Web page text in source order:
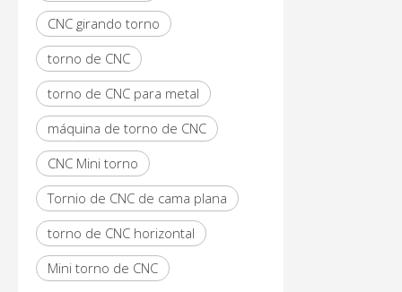
CNC girando torno
torno de CNC
torno de CNC para metal
máquina de torno de CNC
CNC Mini torno
Tornio de CNC de cama plana
torno de CNC horizontal
Mini torno de CNC